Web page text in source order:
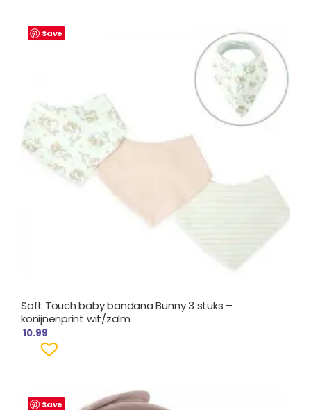
Save
Soft Touch baby bandana Bunny 3 stuks –
konijnenprint wit/zalm
10.99
Save